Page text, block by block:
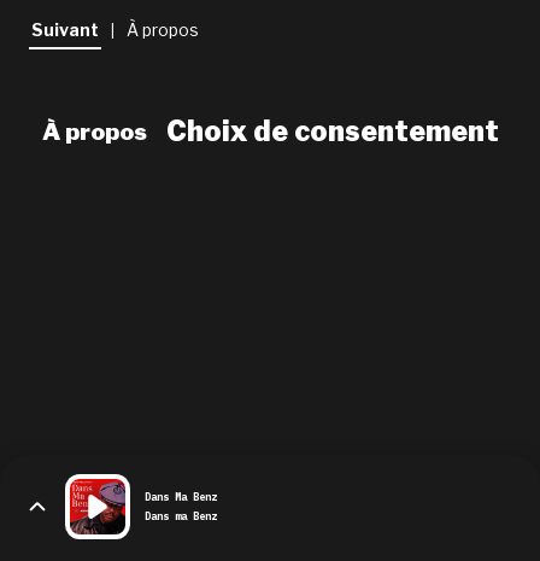
newsletter
Suivant À propos
À propos Choix de consentement
Dans Ma Benz
Dans ma Benz